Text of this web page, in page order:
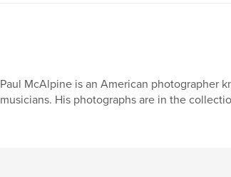
Paul McAlpine is an American photographer
musicians. His photographs are in the